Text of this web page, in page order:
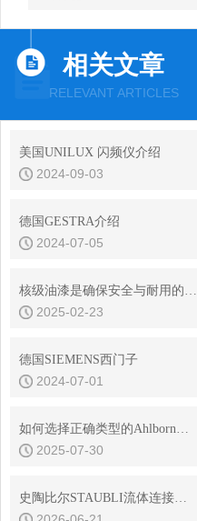
相关文章
RELEVANT ARTICLES
美国UNILUX 闪频仪介绍
2024-09-03
德国GESTRA介绍
2024-07-05
核级油漆是确保安全与耐用的材料
2025-02-23
德国SIEMENS西门子
2024-07-01
如何选择正确类型的Ahlborn温度传感器？
2025-07-30
史陶比尔STAUBLI流体连接器的平面阀技术与无滴漏设计